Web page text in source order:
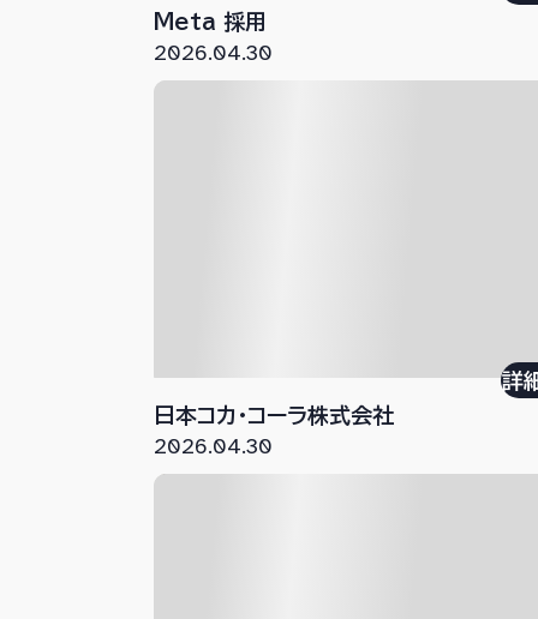
Meta 採用
2026.04.30
日本コカ･コーラ株式会社
詳
2026.04.30